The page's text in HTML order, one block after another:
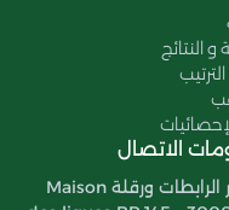
و النتائج
الاتصال
دار الرابطات ورقلة Maison